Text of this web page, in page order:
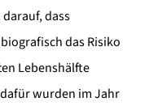
dass
das Risiko
Lebenshälfte
wurden im Jahr